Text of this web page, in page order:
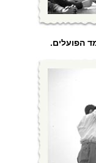
הפועלים.